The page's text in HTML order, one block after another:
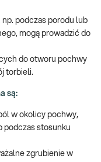
podczas porodu lub
mogą prowadzić do
do otworu pochwy
torbieli.
są:
w okolicy pochwy,
podczas stosunku
zgrubienie w